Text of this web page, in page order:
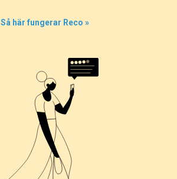
Så här fungerar Reco »